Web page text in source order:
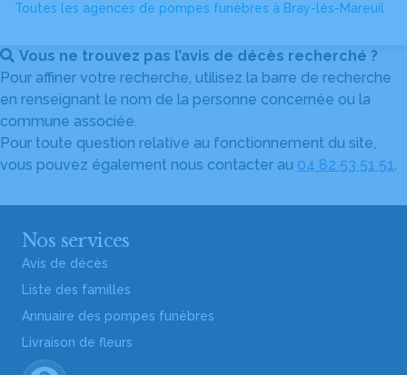
Toutes les agences de pompes funèbres à Bray-lès-Mareuil
Vous ne trouvez pas l’avis de décès recherché ?
Pour affiner votre recherche, utilisez la barre de recherche
en renseignant le nom de la personne concernée ou la
commune associée.
Pour toute question relative au fonctionnement du site,
vous pouvez également nous contacter au 04 82 53 51 51.
Nos services
Avis de décès
Liste des familles
Annuaire des pompes funèbres
Livraison de fleurs